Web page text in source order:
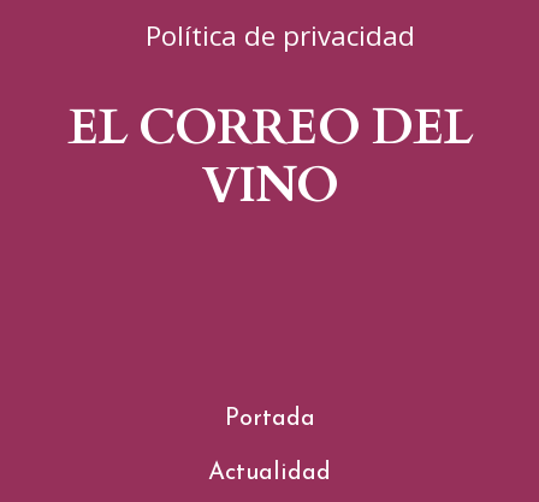
Política de privacidad
EL CORREO DEL
VINO
Portada
Actualidad